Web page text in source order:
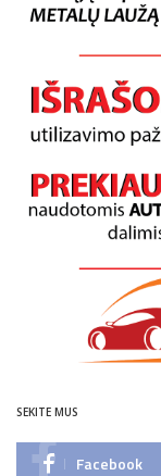
SEKITE MUS
Facebook